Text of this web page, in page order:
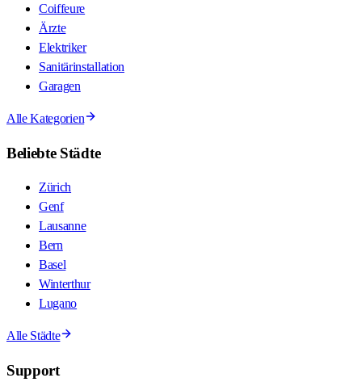
Coiffeure
Ärzte
Elektriker
Sanitärinstallation
Garagen
Alle Kategorien
Beliebte Städte
Zürich
Genf
Lausanne
Bern
Basel
Winterthur
Lugano
Alle Städte
Support